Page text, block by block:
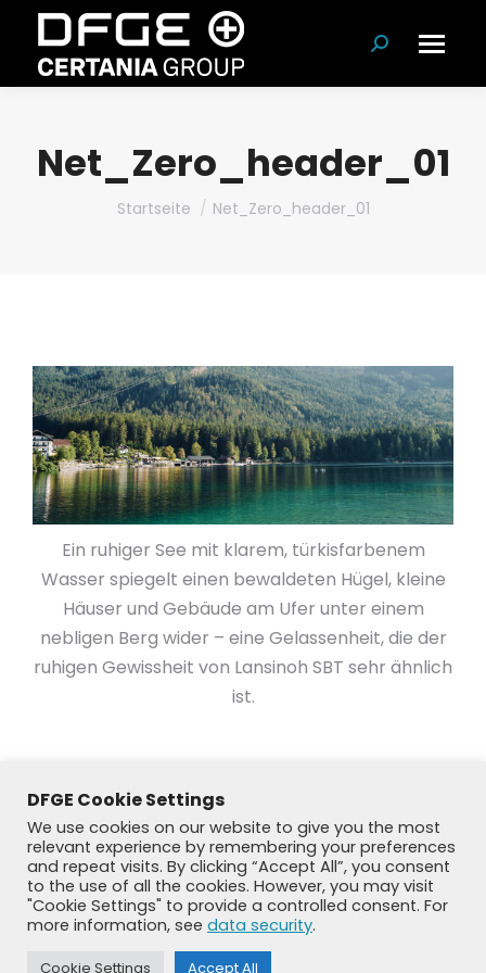
Suchen:
Net_Zero_header_01
Du bist hier:
Startseite Net_Zero_header_01
Ein ruhiger See mit klarem, türkisfarbenem
Wasser spiegelt einen bewaldeten Hügel, kleine
Häuser und Gebäude am Ufer unter einem
nebligen Berg wider – eine Gelassenheit, die der
ruhigen Gewissheit von Lansinoh SBT sehr ähnlich
ist.
DFGE Cookie Settings
We use cookies on our website to give you the most
relevant experience by remembering your preferences
and repeat visits. By clicking “Accept All”, you consent
to the use of all the cookies. However, you may visit
"Cookie Settings" to provide a controlled consent. For
more information, see data security.
Cookie Settings Accept All